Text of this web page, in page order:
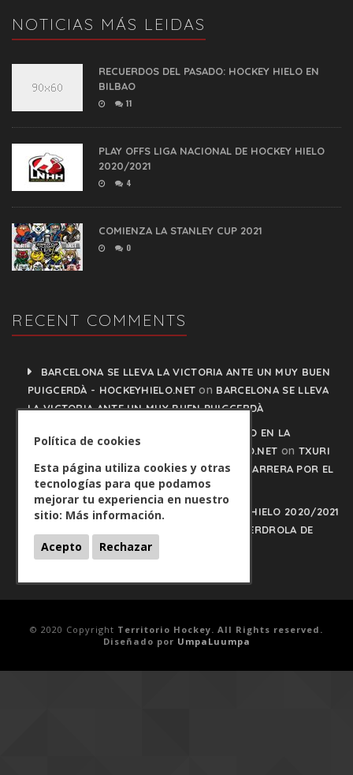
NOTICIAS MÁS LEIDAS
RECUERDOS DEL PASADO: HOCKEY HIELO EN
BILBAO
11
PLAY OFFS LIGA NACIONAL DE HOCKEY HIELO
2020/2021
4
COMIENZA LA STANLEY CUP 2021
0
RECENT COMMENTS
BARCELONA SE LLEVA LA VICTORIA ANTE UN MUY BUEN
PUIGCERDÀ - HOCKEYHIELO.NET on BARCELONA SE LLEVA
LA VICTORIA ANTE UN MUY BUEN PUIGCERDÀ
TXURI URDIN Y JACA NO PISAN EL FRENO EN LA
CARRERA POR EL LIDERATO - HOCKEYHIELO.NET on TXURI
URDIN Y JACA NO PISAN EL FRENO EN LA CARRERA POR EL
LIDERATO
PLAY OFFS LIGA IBERDROLA DE HOCKEY HIELO 2020/2021
PLAY OFFS LIGA IBERDROLA DE
HOCKEY HIELO 2020/2021
© 2020 Copyright Territorio Hockey. All Rights reserved.
Diseñado por UmpaLuumpa
Política de cookies
Esta página utiliza cookies y otras
tecnologías para que podamos
mejorar tu experiencia en nuestro
sitio: Más información.
Acepto Rechazar